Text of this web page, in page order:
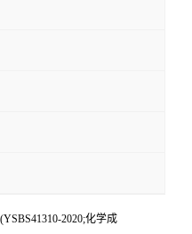
2020;化学成